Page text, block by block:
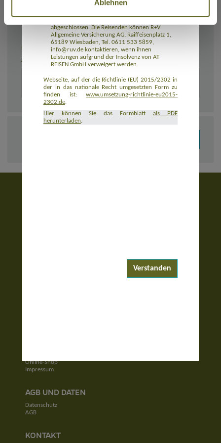
Ablehnen
BEMERKUNGEN
Zusätzliche Angaben zur Buchung, z. B. zu Unterkünften
Rückbeförderung der Reisenden gewährleistet.
abgeschlossen. Die Reisenden können R+V
Allgemeine Versicherung AG, Raiffeisenplatz 1,
65189 Wiesbaden, Tel. 0611 533 5859,
info@ruv.de kontaktieren, wenn ihnen
Leistungen aufgrund der Insolvenz von AT
REISEN GmbH verweigert werden.
Webseite, auf der die Richtlinie (EU) 2015/2302 in
der in das nationale Recht umgesetzten Form zu
finden ist:www.umsetzung-richtlinie-eu2015-
2302.de.
Hier können Sie das Formblattals PDF
herunterladen.
Verstanden
Online-Shop
Impressum
AGB UND DATEN
Datenschutz
AGB
KONTAKT